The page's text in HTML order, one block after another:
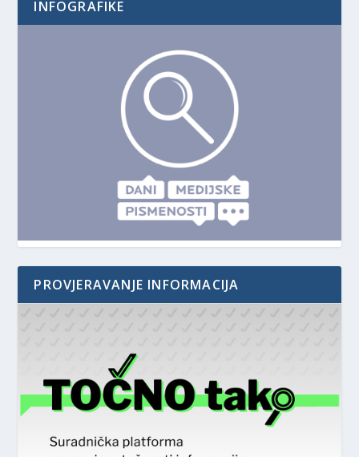
INFOGRAFIKE
PROVJERAVANJE INFORMACIJA